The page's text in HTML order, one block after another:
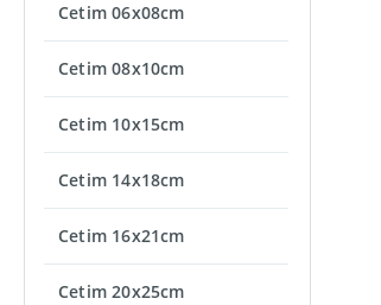
Cetim 06x08cm
Cetim 08x10cm
Cetim 10x15cm
Cetim 14x18cm
Cetim 16x21cm
Cetim 20x25cm